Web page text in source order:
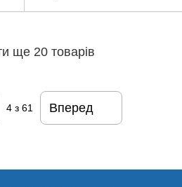
ще 20 товарів
4з 61 Вперед